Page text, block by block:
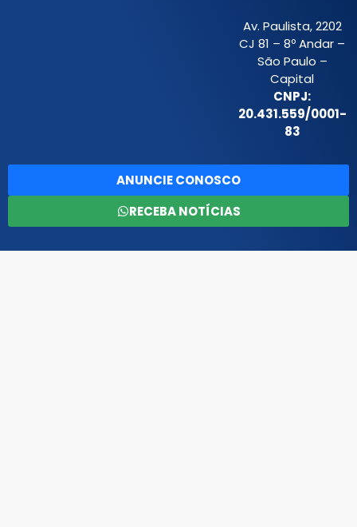
Av. Paulista, 2202
CJ 81 – 8º Andar –
São Paulo –
Capital
CNPJ:
20.431.559/0001-
83
ANUNCIE CONOSCO
RECEBA NOTÍCIAS